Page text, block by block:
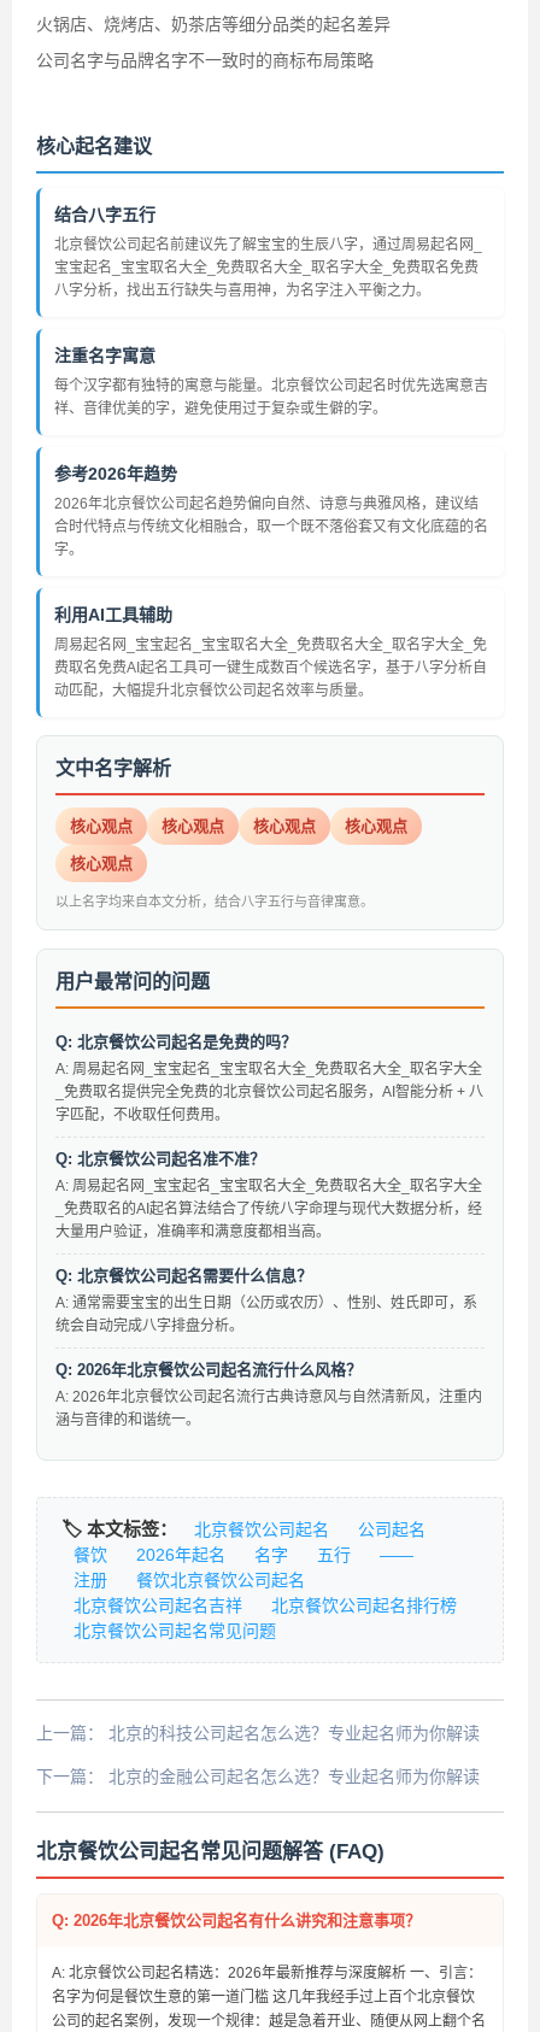
火锅店、烧烤店、奶茶店等细分品类的起名差异
公司名字与品牌名字不一致时的商标布局策略
核心起名建议
结合八字五行
北京餐饮公司起名前建议先了解宝宝的生辰八字，通过周易起名网_
宝宝起名_宝宝取名大全_免费取名大全_取名字大全_免费取名免费
八字分析，找出五行缺失与喜用神，为名字注入平衡之力。
注重名字寓意
每个汉字都有独特的寓意与能量。北京餐饮公司起名时优先选寓意吉
祥、音律优美的字，避免使用过于复杂或生僻的字。
参考2026年趋势
2026年北京餐饮公司起名趋势偏向自然、诗意与典雅风格，建议结
合时代特点与传统文化相融合，取一个既不落俗套又有文化底蕴的名
字。
利用AI工具辅助
周易起名网_宝宝起名_宝宝取名大全_免费取名大全_取名字大全_免
费取名免费AI起名工具可一键生成数百个候选名字，基于八字分析自
动匹配，大幅提升北京餐饮公司起名效率与质量。
文中名字解析
核心观点 核心观点 核心观点 核心观点
核心观点
以上名字均来自本文分析，结合八字五行与音律寓意。
用户最常问的问题
Q: 北京餐饮公司起名是免费的吗？
A: 周易起名网_宝宝起名_宝宝取名大全_免费取名大全_取名字大全
_免费取名提供完全免费的北京餐饮公司起名服务，AI智能分析 + 八
字匹配，不收取任何费用。
Q: 北京餐饮公司起名准不准？
A: 周易起名网_宝宝起名_宝宝取名大全_免费取名大全_取名字大全
_免费取名的AI起名算法结合了传统八字命理与现代大数据分析，经
大量用户验证，准确率和满意度都相当高。
Q: 北京餐饮公司起名需要什么信息？
A: 通常需要宝宝的出生日期（公历或农历）、性别、姓氏即可，系
统会自动完成八字排盘分析。
Q: 2026年北京餐饮公司起名流行什么风格？
A: 2026年北京餐饮公司起名流行古典诗意风与自然清新风，注重内
涵与音律的和谐统一。
🏷️ 本文标签： 北京餐饮公司起名
公司起名
餐饮
2026年起名 名字 五行
——
注册
餐饮北京餐饮公司起名
北京餐饮公司起名吉祥
北京餐饮公司起名排行榜
北京餐饮公司起名常见问题
上一篇： 北京的科技公司起名怎么选？专业起名师为你解读
下一篇： 北京的金融公司起名怎么选？专业起名师为你解读
北京餐饮公司起名常见问题解答 (FAQ)
Q: 2026年北京餐饮公司起名有什么讲究和注意事项？
A: 北京餐饮公司起名精选：2026年最新推荐与深度解析 一、引言：
名字为何是餐饮生意的第一道门槛 这几年我经手过上百个北京餐饮
公司的起名案例，发现一个规律：越是急着开业、随便从网上翻个名